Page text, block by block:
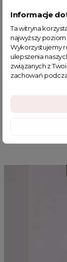
koszula koszula
koszule damskie
eleganckie
sklep z odzieżą
koszula damska
Informacje
Ta witryna
najwyższy poziom
Wykorzystujemy
ulepszenia
związanych z
zachowań